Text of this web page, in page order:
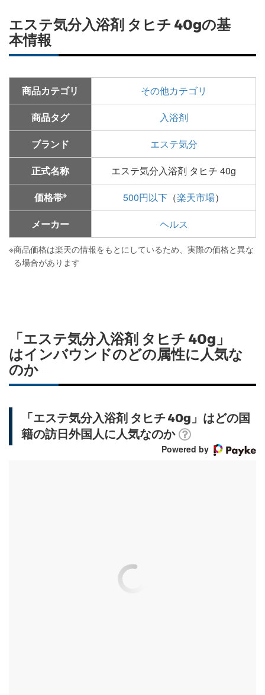
エステ気分入浴剤 タヒチ 40gの基
本情報
商品カテゴリ
その他カテゴリ
商品タグ
入浴剤
ブランド
エステ気分
正式名称
エステ気分入浴剤 タヒチ 40g
価格帯※ 500円以下 （楽天市場）
メーカー
ヘルス
※商品価格は楽天の情報をもとにしているため、実際の価格と異な
る場合があります
「エステ気分入浴剤 タヒチ 40g」
はインバウンドのどの属性に人気な
のか
「エステ気分入浴剤 タヒチ 40g」はどの国
籍の訪日外国人に人気なのか
Powered by